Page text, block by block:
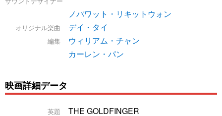
ノパワット・リキットウォン
オリジナル楽曲 デイ・タイ
編集
ウィリアム・チャン
カーレン・パン
映画詳細データ
英題 THE GOLDFINGER